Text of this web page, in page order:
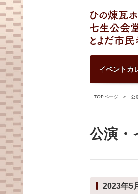
イベントカ
TOPページ 公
公演・
2023年5